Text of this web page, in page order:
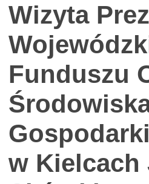
Wizyta
Funduszu
w Kielcach